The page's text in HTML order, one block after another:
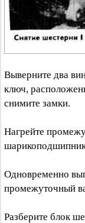
Выверните два
ключ,
снимите замки.
Нагрейте
Одновременно
промежуточный
Разберите блок